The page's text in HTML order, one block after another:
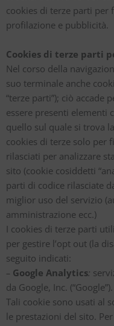
cookies di terze parti per
profilazione e pubblicità.
Cookies di terze parti
Nel corso della
suo terminale anche
“terze parti”); ciò accade
essere presenti elementi
quello sul quale si trova
cookies di terze solo per
rilasciati per analizzare
sito (cookie cosiddetti
parti di codice rilasciate
miglior uso del servizio
amministrazione ecc.)
I cookies di terze parti
per gestire l’opt out (la
seguito indicati:
– Google Analytics:
da Google, Inc. (“Google”).
Tali cookie sono usati al
le prestazioni del sito.